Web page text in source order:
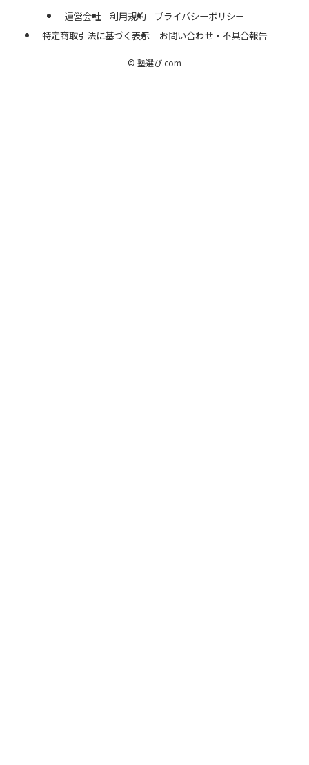
運営会社 利用規約
プライバシーポリシー
特定商取引法に基づく表示
お問い合わせ・不具合報告
© 塾選び.com